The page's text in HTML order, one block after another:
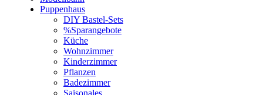
Puppenhaus
DIY Bastel-Sets
%Sparangebote
Küche
Wohnzimmer
Kinderzimmer
Pflanzen
Badezimmer
Saisonales